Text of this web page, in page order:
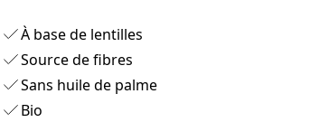
À base de lentilles
Source de fibres
Sans huile de palme
Bio